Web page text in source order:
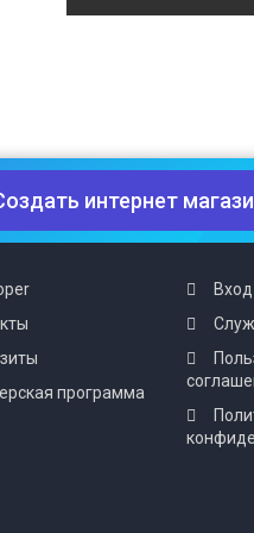
интернет
программа
Вход